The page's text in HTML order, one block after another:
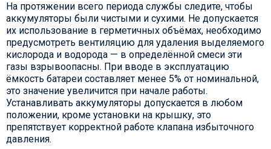
На протяжении всего периода службы следите, чтобы
аккумуляторы были чистыми и сухими. Не допускается
их использование в герметичных объёмах, необходимо
предусмотреть вентиляцию для удаления выделяемого
кислорода и водорода — в определённой смеси эти
газы взрывоопасны. При вводе в эксплуатацию
ёмкость батареи составляет менее 5% от номинальной,
это значение увеличится при начале работы.
Устанавливать аккумуляторы допускается в любом
положении, кроме установки на крышку, это
препятствует корректной работе клапана избыточного
давления.